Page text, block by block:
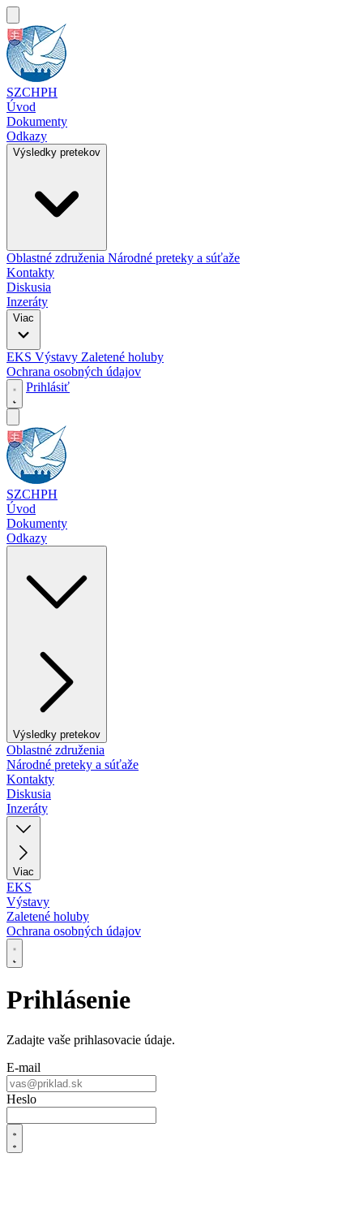
SZCHPH
Úvod
Dokumenty
Odkazy
Výsledky pretekov
Oblastné združenia Národné preteky a súťaže
Kontakty
Diskusia
Inzeráty
Viac
EKS Výstavy Zaletené holuby
Ochrana osobných údajov
Prihlásiť
SZCHPH
Úvod
Dokumenty
Odkazy
Výsledky pretekov
Oblastné združenia
Národné preteky a súťaže
Kontakty
Diskusia
Inzeráty
Viac
EKS
Výstavy
Zaletené holuby
Ochrana osobných údajov
Prihlásenie
Zadajte vaše prihlasovacie údaje.
E‑mail
Heslo